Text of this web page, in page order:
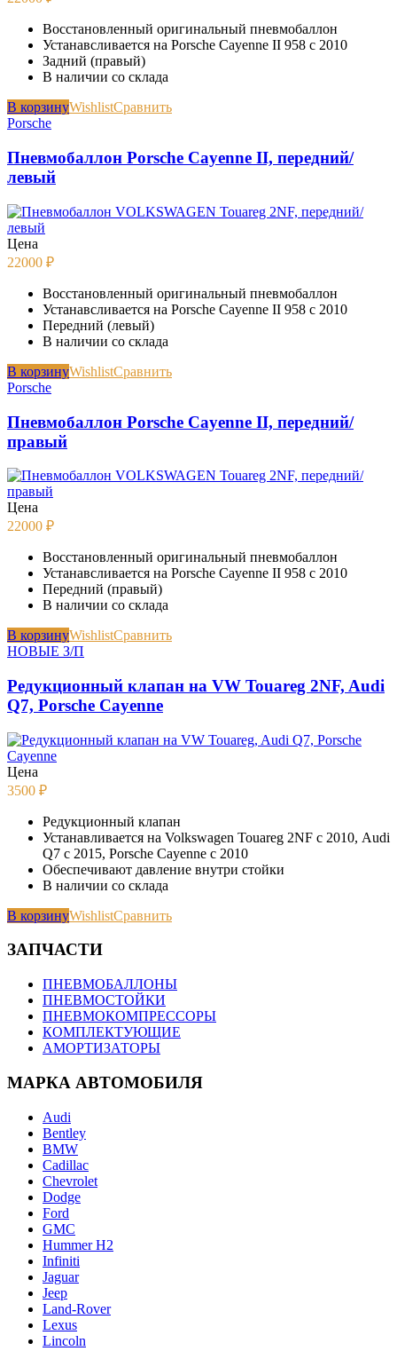
Восстановленный оригинальный пневмобаллон
Устанавсливается на Porsche Cayenne II 958 с 2010
Задний (правый)
В наличии со склада
В корзинуWishlistСравнить
Porsche
Пневмобаллон Porsche Cayenne II, передний/
левый
Цена
22000 ₽
Восстановленный оригинальный пневмобаллон
Устанавсливается на Porsche Cayenne II 958 с 2010
Передний (левый)
В наличии со склада
В корзинуWishlistСравнить
Porsche
Пневмобаллон Porsche Cayenne II, передний/
правый
Цена
22000 ₽
Восстановленный оригинальный пневмобаллон
Устанавсливается на Porsche Cayenne II 958 с 2010
Передний (правый)
В наличии со склада
В корзинуWishlistСравнить
НОВЫЕ З/П
Редукционный клапан на VW Touareg 2NF, Audi
Q7, Porsche Cayenne
Цена
3500 ₽
Редукционный клапан
Устанавливается на Volkswagen Touareg 2NF с 2010, Audi
Q7 c 2015, Porsche Cayenne с 2010
Обеспечивают давление внутри стойки
В наличии со склада
В корзинуWishlistСравнить
ЗАПЧАСТИ
ПНЕВМОБАЛЛОНЫ
ПНЕВМОСТОЙКИ
ПНЕВМОКОМПРЕССОРЫ
КОМПЛЕКТУЮЩИЕ
АМОРТИЗАТОРЫ
МАРКА АВТОМОБИЛЯ
Audi
Bentley
BMW
Cadillac
Chevrolet
Dodge
Ford
GMC
Hummer H2
Infiniti
Jaguar
Jeep
Land-Rover
Lexus
Lincoln